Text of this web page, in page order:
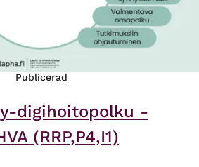
Publicerad
digihoitopolku -
(RRP,P4,I1)